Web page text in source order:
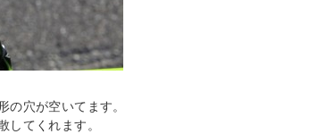
の穴が空いてます。
してくれます。